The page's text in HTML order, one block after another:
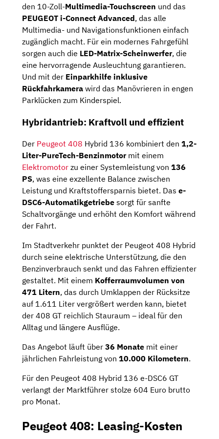
den 10-Zoll-Multimedia-Touchscreen und das
PEUGEOT i-Connect Advanced, das alle
Multimedia- und Navigationsfunktionen einfach
zugänglich macht. Für ein modernes Fahrgefühl
sorgen auch die LED-Matrix-Scheinwerfer, die
eine hervorragende Ausleuchtung garantieren.
Und mit der Einparkhilfe inklusive
Rückfahrkamera wird das Manövrieren in engen
Parklücken zum Kinderspiel.
Hybridantrieb: Kraftvoll und effizient
Der Peugeot 408 Hybrid 136 kombiniert den 1,2-
Liter-PureTech-Benzinmotormit einem
Elektromotor zu einer Systemleistung von 136
PS, was eine exzellente Balance zwischen
Leistung und Kraftstoffersparnis bietet. Das e-
DSC6-Automatikgetriebe sorgt für sanfte
Schaltvorgänge und erhöht den Komfort während
der Fahrt.
Im Stadtverkehr punktet der Peugeot 408 Hybrid
durch seine elektrische Unterstützung, die den
Benzinverbrauch senkt und das Fahren effizienter
gestaltet. Mit einem Kofferraumvolumen von
471 Litern, das durch Umklappen der Rücksitze
auf 1.611 Liter vergrößert werden kann, bietet
der 408 GT reichlich Stauraum – ideal für den
Alltag und längere Ausflüge.
Das Angebot läuft über 36 Monate mit einer
jährlichen Fahrleistung von 10.000 Kilometern.
Für den Peugeot 408 Hybrid 136 e-DSC6 GT
verlangt der Marktführer stolze 604 Euro brutto
pro Monat.
Peugeot 408: Leasing-Kosten